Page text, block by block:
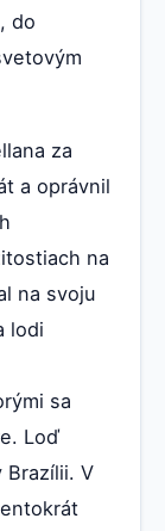
do
za
a oprávnil
na
na svoju
lodi
sa
Loď
Brazílii. V